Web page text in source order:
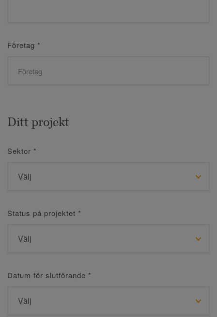
Företag *
Ditt projekt
Sektor *
Status på projektet *
Datum för slutförande *